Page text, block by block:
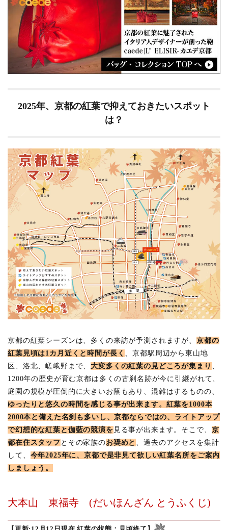
ら せ
んに
ゅう
じ)
3.7
常寂
光
ゃっ
龍安
寺
(りょ
うあ
んじ)
寺
(ぎん
かく
じ)
3.10
仁和
寺
(にん
なじ)
3.11
庵
(げん
こうあ
ん)
2025年、京都の紅葉で抑えておきたいスポット
は？
京都の紅葉シーズンは、多くの来訪が予測されますが、 京都の
紅葉見頃は1カ月近くと時間が長く
、京都駅周辺から東山地
区、洛北、嵯峨野まで、 大変多くの紅葉の見どころが集まり
1200年の歴史が育む京都は多くの古刹名跡が今に引継がれて、
庭園の規模が圧倒的に大きいお蔭もあり、混雑はするものの、
ゆったりと悠久の時間を感じる事が出来ます。紅葉を1000本
2000本と備えた名刹も多いし、京都ならではの、ライトアップ
で幻想的な紅葉と伽藍の競演を 見る事が出来ます。そこで、 京
都在住スタッフ とその家族のお奨めと
、過去のアクセスを集計
して、 今年2025年に、京都で是非見て欲しい紅葉名所をご案内
しましょう。
大本山 東福寺 (だいほんざん とうふくじ)